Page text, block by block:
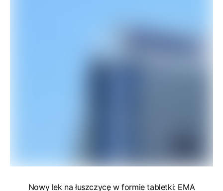
Nowy lek na łuszczycę w formie tabletki: EMA